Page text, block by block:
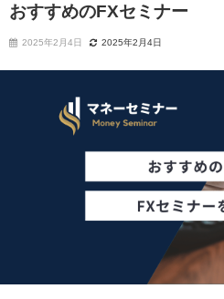
おすすめのFXセミナー
2025年2月4日 2025年2月4日